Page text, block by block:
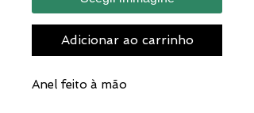
Adicionar ao carrinho
Anel feito à mão